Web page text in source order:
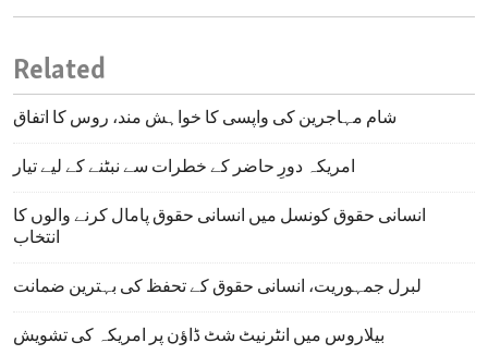
Related
شام مہاجرین کی واپسی کا خواہش مند، روس کا اتفاق
امریکہ دورِ حاضر کے خطرات سے نبٹنے کے لیے تیار
انسانی حقوق کونسل میں انسانی حقوق پامال کرنے والوں کا
انتخاب
لبرل جمہوریت، انسانی حقوق کے تحفظ کی بہترین ضمانت
بیلاروس میں انٹرنیٹ شٹ ڈاؤن پر امریکہ کی تشویش